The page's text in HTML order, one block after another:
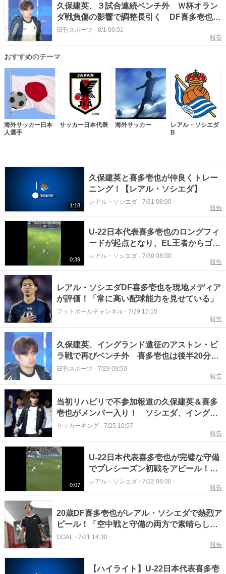
久保建英、３試合連続ベンチ外 Ｗ杯オラン
ダ戦負傷の影響で調整長引く DF喜多壱也も
出番なし
日刊スポーツ - 8/1 09:01
報告
おすすめのテーマ
海外サッカー日本
人選手
サッカー日本代表 海外サッカー
レアル・ソシエダ
B
1:18
久保建英と喜多壱也が仲良くトレー
ニング！【レアル・ソシエダ】
レアル・ソシエダ - 7/31 08:00
報告
0:39
U-22日本代表喜多壱也のロングフィ
ードが起点となり、EL王者からゴー
ルを奪う！【レアル・ソシエダ】
レアル・ソシエダ - 7/30 08:00
報告
レアル・ソシエダDF喜多壱也を現地メディア
が評価！「常に高い配球能力を見せている」
フットボールチャンネル - 7/29 17:15
報告
久保建英、イングランド遠征のアストン・ビ
ラ戦で再びベンチ外 喜多壱也は後半20分か
ら出場
日刊スポーツ - 7/29 09:50
報告
当初リハビリで不参加報道の久保建英＆喜多
壱也がメンバー入り！ ソシエダ、イングラ
ンド遠征の招集リストを発表
サッカーキング - 7/25 10:57
報告
0:07
U-22日本代表喜多壱也が完璧な守備
でプレシーズン初戦をアピール！
【レアル・ソシエダ】
レアル・ソシエダ - 7/22 08:00
報告
20歳DF喜多壱也がレアル・ソシエダで熱烈ア
ピール！「空中戦と守備の両方で素晴らしい
印象を与えた」
GOAL - 7/21 14:30
報告
【ハイライト】U-22日本代表喜多壱